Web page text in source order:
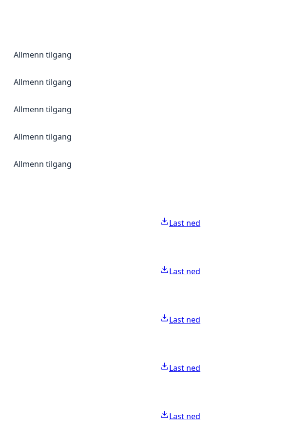
Allmenn tilgang
Allmenn tilgang
Allmenn tilgang
Allmenn tilgang
Allmenn tilgang
Last ned
Last ned
Last ned
Last ned
Last ned